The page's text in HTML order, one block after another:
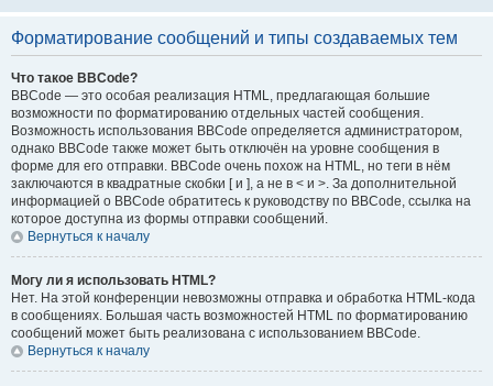
Форматирование сообщений и типы создаваемых тем
Что такое BBCode?
BBCode — это особая реализация HTML, предлагающая большие
возможности по форматированию отдельных частей сообщения.
Возможность использования BBCode определяется администратором,
однако BBCode также может быть отключён на уровне сообщения в
форме для его отправки. BBCode очень похож на HTML, но теги в нём
заключаются в квадратные скобки [ и ], а не в < и >. За дополнительной
информацией о BBCode обратитесь к руководству по BBCode, ссылка на
которое доступна из формы отправки сообщений.
Вернуться к началу
Могу ли я использовать HTML?
Нет. На этой конференции невозможны отправка и обработка HTML-кода
в сообщениях. Большая часть возможностей HTML по форматированию
сообщений может быть реализована с использованием BBCode.
Вернуться к началу